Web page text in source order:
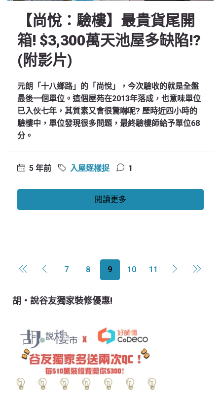
【尚悅：驗樓】最貴貨尾開
箱! $3,300萬天池屋多缺陷!?
(附影片)
元朗「十八鄉路」的「尚悅」，今次驗收的就是全盤
最後一個單位。這個屋苑在2013年落成，也意味單位
已入伙七年，其質素又會很驚嚇呢? 歷時近四小時的
驗樓中，單位發現很多問題，最終驗樓師給予單位68
分。
5 年前 入屋逐樣捉 1
閱讀更多
7 8 9 10 11
胡‧說谷友獨家裝修優惠!